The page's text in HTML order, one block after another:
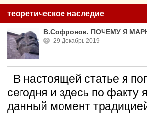
теоретическое наследие
В.Софронов. ПОЧЕМУ Я
29 Декабрь 2019
В настоящей статье я
сегодня и здесь по факту
данный момент